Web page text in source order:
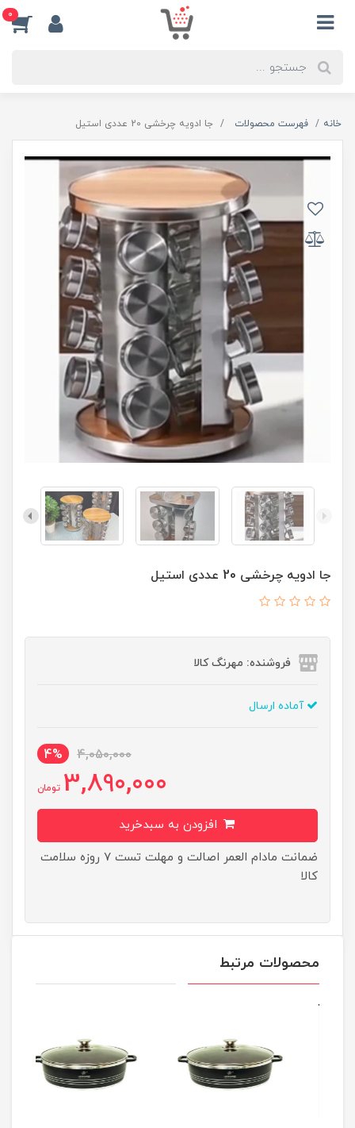
0
خانه فهرست محصولات جا ادویه چرخشی 20 عددی استیل
جا ادویه چرخشی 20 عددی استیل
فروشنده: مهرنگ کالا
آماده ارسال
4,050,000
4%
3,890,000 تومان
ضمانت مادام العمر اصالت و مهلت تست ۷ روزه سلامت
کالا
محصولات مرتبط